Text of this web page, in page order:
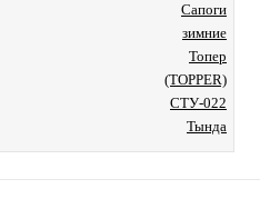
Сапоги
зимние
Топер
(TOPPER)
СТУ-022
Тында